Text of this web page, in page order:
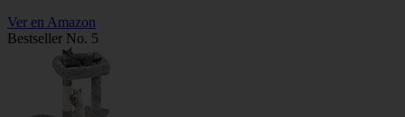
Ver en Amazon
Bestseller No. 5